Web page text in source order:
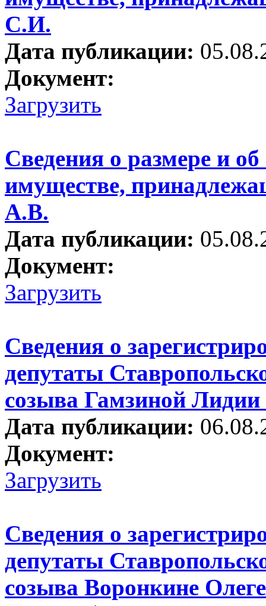
С.И.
Дата публикации:
Документ:
Загрузить
Сведения о размере и
имуществе,
А.В.
Дата публикации:
Документ:
Загрузить
Сведения о
депутаты
созыва Гамзиной Лидии
Дата публикации:
Документ:
Загрузить
Сведения о
депутаты
созыва Воронкине